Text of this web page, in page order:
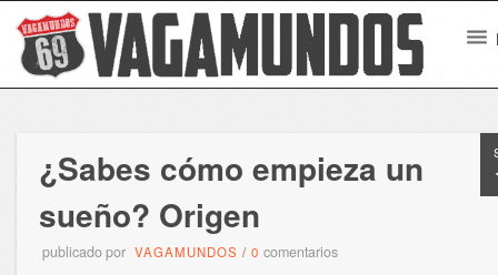
¿Sabes cómo empieza un
sueño? Origen
publicado por VAGAMUNDOS /0comentarios